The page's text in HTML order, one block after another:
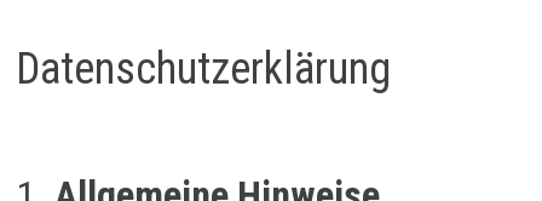
Datenschutzerklärung